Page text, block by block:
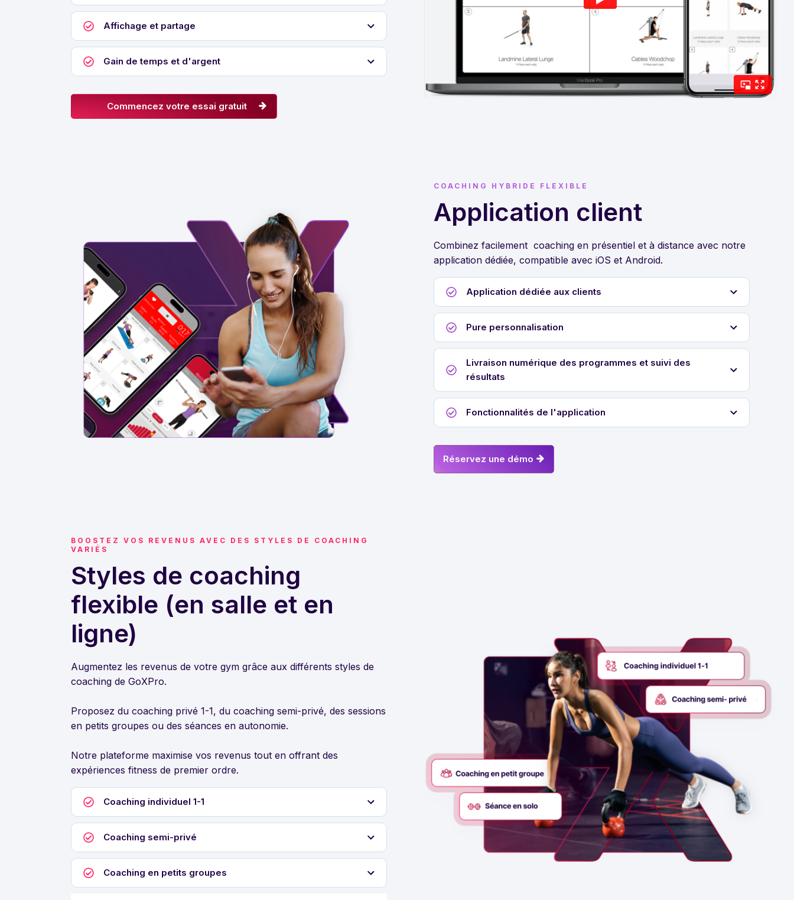
Affichage et partage
Gain de temps et d'argent
Commencez votre essai gratuit
COACHING HYBRIDE FLEXIBLE
Application client
Combinez facilement coaching en présentiel et à distance avec notre
application dédiée, compatible avec iOS et Android.
Application dédiée aux clients
Pure personnalisation
Livraison numérique des programmes et suivi des
résultats
Fonctionnalités de l'application
Réservez une démo
BOOSTEZ VOS REVENUS AVEC DES STYLES DE COACHING
VARIÉS
Styles de coaching
flexible (en salle et en
ligne)
Augmentez les revenus de votre gym grâce aux différents styles de
coaching de GoXPro.
Proposez du coaching privé 1-1, du coaching semi-privé, des sessions
en petits groupes ou des séances en autonomie.
Notre plateforme maximise vos revenus tout en offrant des
expériences fitness de premier ordre.
Coaching individuel 1-1
Coaching semi-privé
Coaching en petits groupes